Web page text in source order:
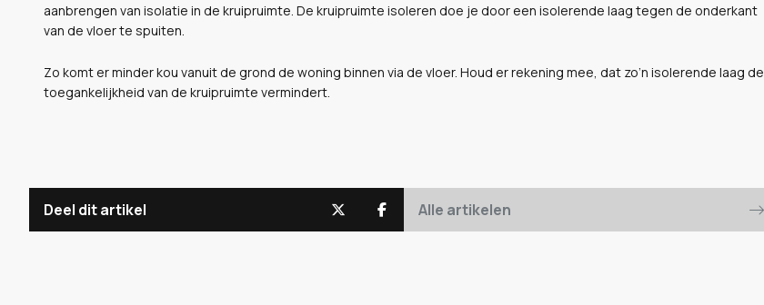
aanbrengen van isolatie in de kruipruimte. De kruipruimte isoleren doe je door een isolerende laag tegen de onderkant
van de vloer te spuiten.
Zo komt er minder kou vanuit de grond de woning binnen via de vloer. Houd er rekening mee, dat zo’n isolerende laag de
toegankelijkheid van de kruipruimte vermindert.
Deel dit artikel Alle artikelen